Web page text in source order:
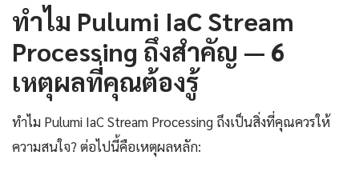
ทำไม Pulumi IaC Stream
Processing ถึงสำคัญ — 6
เหตุผลที่คุณต้องรู้
ทำไม Pulumi IaC Stream Processing ถึงเป็นสิ่งที่คุณควรให้
ความสนใจ? ต่อไปนี้คือเหตุผลหลัก: